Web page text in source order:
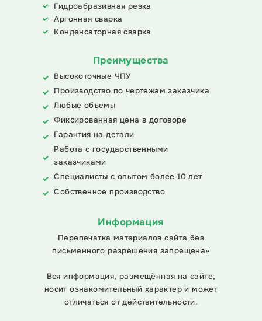
Гидроабразивная резка
Аргонная сварка
Конденсаторная сварка
Преимущества
Высокоточные ЧПУ
Производство по чертежам заказчика
Любые объемы
Фиксированная цена в договоре
Гарантия на детали
Работа с государственными
заказчиками
Специалисты с опытом более 10 лет
Собственное производство
Информация
Перепечатка материалов сайта без
письменного разрешения запрещена»
Вся информация, размещённая на сайте,
носит ознакомительный характер и может
отличаться от действительности.